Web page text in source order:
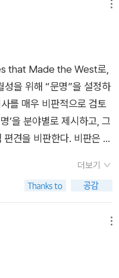
that Made the West로,
성을 위해 “문명”을 설정하
를 매우 비판적으로 검토
’을 분야별로 제시하고, 그
견을 비판한다. 비판은 매
왔던 것이 아니라 무수한
소화하며 특정 국가와 계
것. 서구 문명이 가장 잘해
‘현실을 눌러낸 브랜딩’이
들었다는 것”), “우리를
되짚어 보아야 한다는 것
더보기